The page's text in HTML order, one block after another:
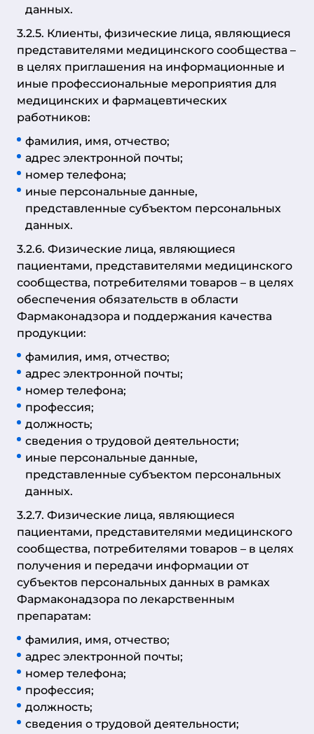
данных.
3.2.5. Клиенты, физические лица, являющиеся
представителями медицинского сообщества –
в целях приглашения на информационные и
иные профессиональные мероприятия для
медицинских и фармацевтических
работников:
фамилия, имя, отчество;
адрес электронной почты;
номер телефона;
иные персональные данные,
представленные субъектом персональных
данных.
3.2.6. Физические лица, являющиеся
пациентами, представителями медицинского
сообщества, потребителями товаров – в целях
обеспечения обязательств в области
Фармаконадзора и поддержания качества
продукции:
фамилия, имя, отчество;
адрес электронной почты;
номер телефона;
профессия;
должность;
сведения о трудовой деятельности;
иные персональные данные,
представленные субъектом персональных
данных.
3.2.7. Физические лица, являющиеся
пациентами, представителями медицинского
сообщества, потребителями товаров – в целях
получения и передачи информации от
субъектов персональных данных в рамках
Фармаконадзора по лекарственным
препаратам:
фамилия, имя, отчество;
адрес электронной почты;
номер телефона;
профессия;
должность;
сведения о трудовой деятельности;